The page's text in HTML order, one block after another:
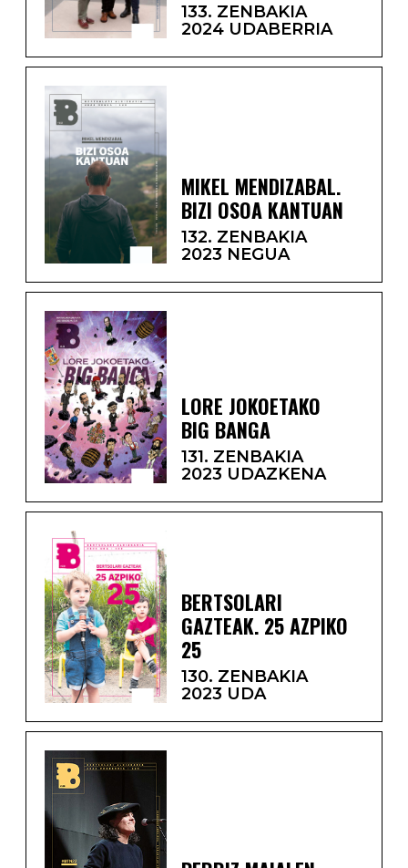
133. ZENBAKIA
2024 UDABERRIA
MIKEL MENDIZABAL.
BIZI OSOA KANTUAN
132. ZENBAKIA
2023 NEGUA
LORE JOKOETAKO
BIG BANGA
131. ZENBAKIA
2023 UDAZKENA
BERTSOLARI
GAZTEAK. 25 AZPIKO
25
130. ZENBAKIA
2023 UDA